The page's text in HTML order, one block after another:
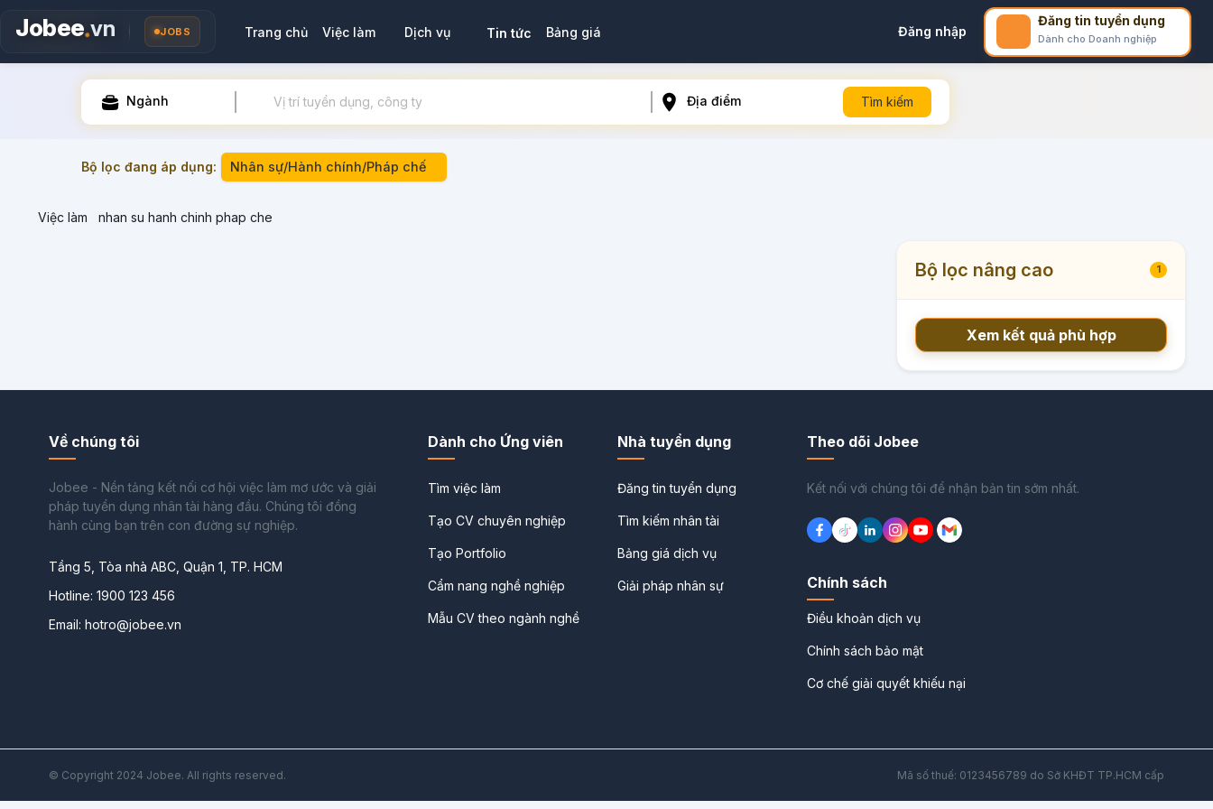
Jobee.vn JOBS Trang chủ Việc làm Dịch vụ Tin tức Bảng giá Đăng nhập
Đăng tin tuyển dụng
Dành cho Doanh nghiệp
Ngành Địa điểm Tìm kiếm
Bộ lọc đang áp dụng: Nhân sự/Hành chính/Pháp chế
Việc làm nhan su hanh chinh phap che
Bộ lọc nâng cao 1
Xem kết quả phù hợp
Về chúng tôi
Jobee - Nền tảng kết nối cơ hội việc làm mơ ước và giải
pháp tuyển dụng nhân tài hàng đầu. Chúng tôi đồng
hành cùng bạn trên con đường sự nghiệp.
Tầng 5, Tòa nhà ABC, Quận 1, TP. HCM
Hotline: 1900 123 456
Email: hotro@jobee.vn
Dành cho Ứng viên
Tìm việc làm
Tạo CV chuyên nghiệp
Tạo Portfolio
Cẩm nang nghề nghiệp
Mẫu CV theo ngành nghề
Nhà tuyển dụng
Đăng tin tuyển dụng
Tìm kiếm nhân tài
Bảng giá dịch vụ
Giải pháp nhân sự
Theo dõi Jobee
Kết nối với chúng tôi để nhận bản tin sớm nhất.
Chính sách
Điều khoản dịch vụ
Chính sách bảo mật
Cơ chế giải quyết khiếu nại
© Copyright 2024 Jobee. All rights reserved. Mã số thuế: 0123456789 do Sở KHĐT TP.HCM cấp